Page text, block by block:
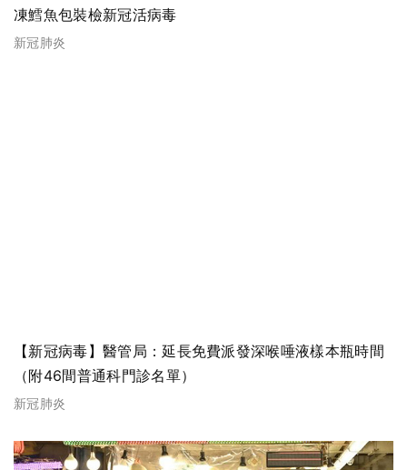
凍鱈魚包裝檢新冠活病毒
新冠肺炎
【新冠病毒】醫管局：延長免費派發深喉唾液樣本瓶時間
（附46間普通科門診名單）
新冠肺炎